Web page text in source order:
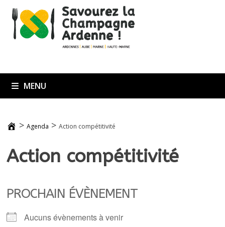
Passer
contenu
MENU
>Agenda >Action compétitivité
Action compétitivité
PROCHAIN ÉVÈNEMENT
Aucuns évènements à venir